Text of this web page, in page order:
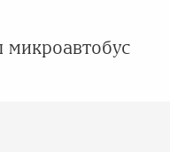
микроавтобус